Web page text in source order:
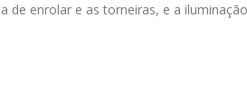
de enrolar e as torneiras, e a